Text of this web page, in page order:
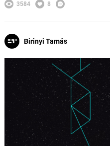
3584 8
Birinyi Tamás